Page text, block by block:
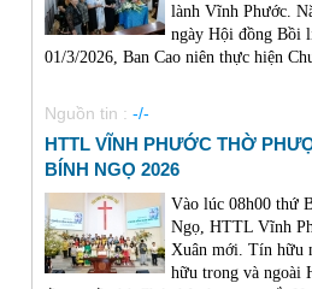
lành Vĩnh Phước.
ngày Hội đồng Bồi
01/3/2026, Ban Cao niên thực hiện
Nguồn tin : -/-
HTTL VĨNH PHƯỚC THỜ
BÍNH NGỌ 2026
Vào lúc 08h00 thứ
Ngọ, HTTL Vĩnh
Xuân mới. Tín hữu
hữu trong và ngoài